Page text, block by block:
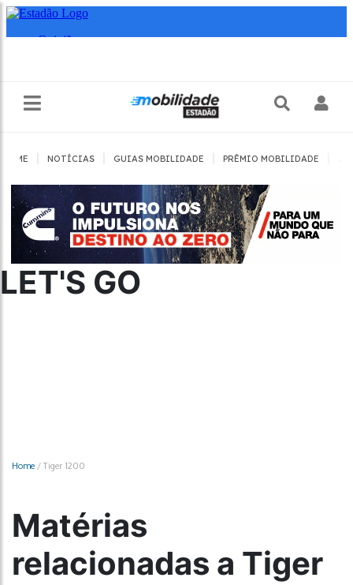
HOME NOTÍCIAS GUIAS MOBILIDADE PRÊMIO MOBILIDADE
LET'S GO
Home /Tiger 1200
Matérias
relacionadas a Tiger